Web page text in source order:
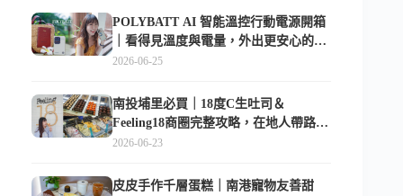
POLYBATT AI 智能溫控行動電源開箱
｜看得見溫度與電量，外出更安心的
10000mAh 行動電源
2026-06-25
南投埔里必買｜18度C生吐司＆
Feeling18商圈完整攻略，在地人帶路這
樣逛
2026-06-23
皮皮手作千層蛋糕｜南港寵物友善甜